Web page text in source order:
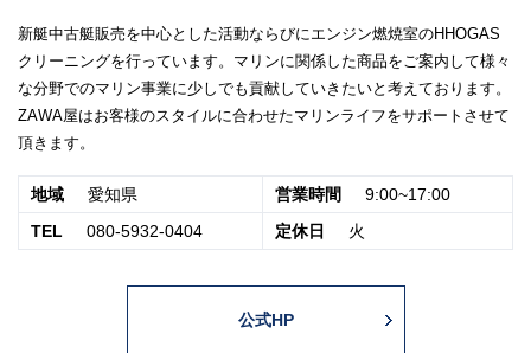
新艇中古艇販売を中心とした活動ならびにエンジン燃焼室のHHOGAS
クリーニングを行っています。マリンに関係した商品をご案内して様々
な分野でのマリン事業に少しでも貢献していきたいと考えております。
ZAWA屋はお客様のスタイルに合わせたマリンライフをサポートさせて
頂きます。
地域 愛知県 営業時間
9:00~17:00
TEL
080-5932-0404 定休日 火
公式HP